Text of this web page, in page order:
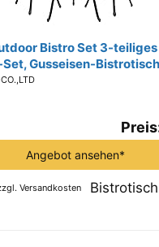
Bistro Set 3-teiliges
Gusseisen-
Terrassentisch für
Angebot ansehen*
Versandkosten